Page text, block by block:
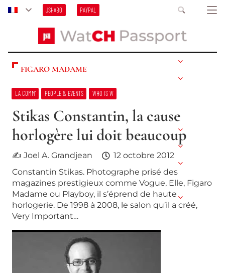
JSHABO PAYPAL
FIGARO MADAME
LA COMM’ PEOPLE & EVENTS WHO IS W
Stikas Constantin, la cause
horlogère lui doit beaucoup
✍ Joel A. Grandjean
12 octobre 2012
Constantin Stikas. Photographe prisé des
magazines prestigieux comme Vogue, Elle, Figaro
Madame ou Playboy, il s’éprend de haute
horlogerie. De 1998 à 2008, le salon qu’il a créé,
Very Important…